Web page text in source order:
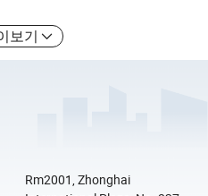
보기
Rm2001, Zhonghai